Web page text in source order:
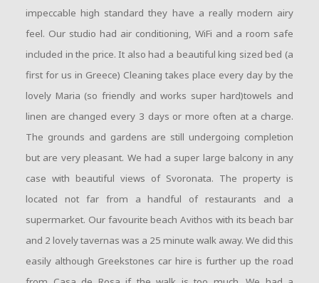
impeccable high standard they have a really modern airy
feel. Our studio had air conditioning, WiFi and a room safe
included in the price. It also had a beautiful king sized bed (a
first for us in Greece) Cleaning takes place every day by the
lovely Maria (so friendly and works super hard)towels and
linen are changed every 3 days or more often at a charge.
The grounds and gardens are still undergoing completion
but are very pleasant. We had a super large balcony in any
case with beautiful views of Svoronata. The property is
located not far from a handful of restaurants and a
supermarket. Our favourite beach Avithos with its beach bar
and 2 lovely tavernas was a 25 minute walk away. We did this
easily although Greekstones car hire is further up the road